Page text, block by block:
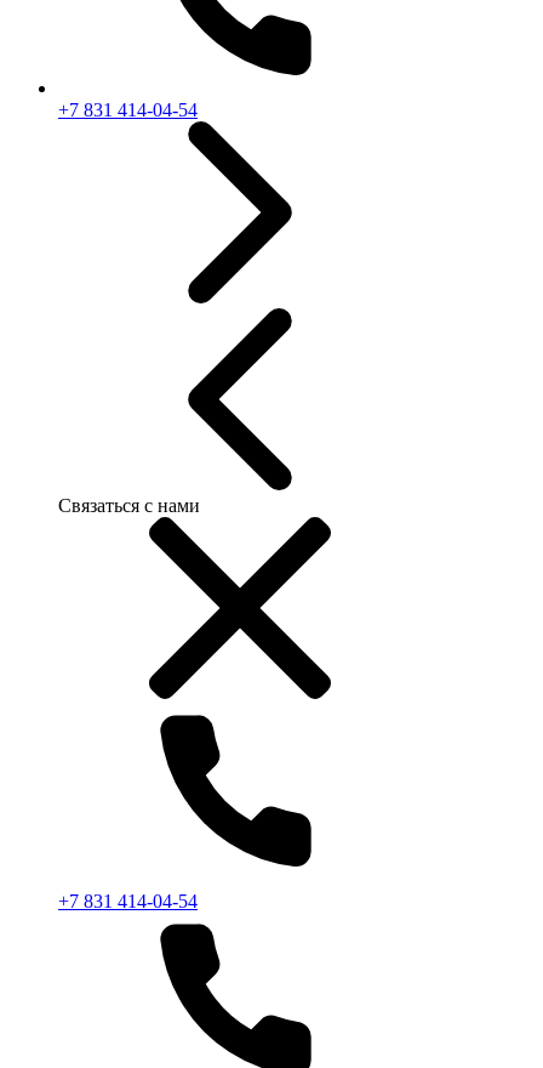
+7 831 414-04-54
Связаться с нами
+7 831 414-04-54